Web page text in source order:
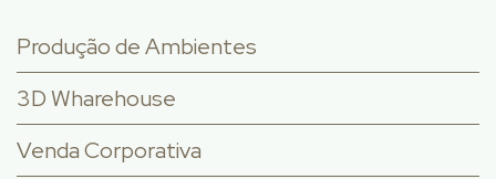
Produção de Ambientes
3D Wharehouse
Venda Corporativa